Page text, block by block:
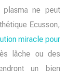
ne peut
Ecusson,
miracle pour
lâche ou des
un bien